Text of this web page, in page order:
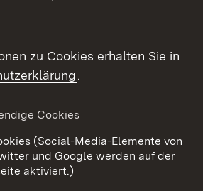
Datenschutz
Barrierefreiheit
Cookies
zu Cookies erhalten Sie in
.
Cookies
(Social-Media-Elemente von
und Google werden auf der
aktiviert.)